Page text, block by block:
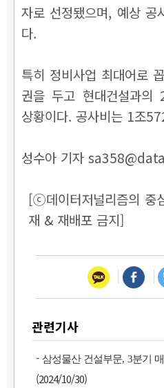
자로 선정됐으며, 예상
다.
특히 정비사업 최대어로
권을 두고 현대건설과의
상황이다. 공사비는 1조
성수아 기자
[ⓒ데이터저널리즘의 중
재 & 재배포 금지]
관련기사
- 삼성물산 건설부문, 3분기
(2024/10/30)